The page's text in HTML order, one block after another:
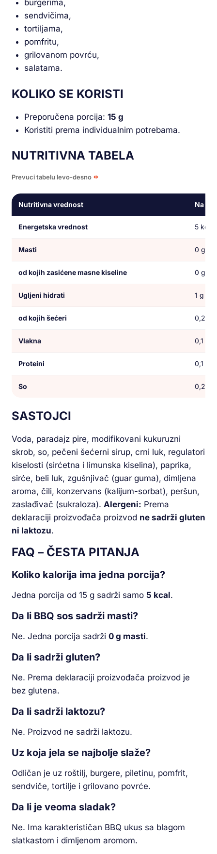
burgerima,
sendvičima,
tortiljama,
pomfritu,
grilovanom povrću,
salatama.
KOLIKO SE KORISTI
Preporučena porcija: 15 g
Koristiti prema individualnim potrebama.
NUTRITIVNA TABELA
Prevuci tabelu levo-desno
Nutritivna vrednost Na 15
Energetska vrednost 5 kcal
Masti 0 g
od kojih zasićene masne kiseline 0 g
Ugljeni hidrati 1 g
od kojih šećeri 0,2 g
Vlakna 0,1 g
Proteini 0,1 g
So 0,2 g
SASTOJCI
Voda, paradajz pire, modifikovani kukuruzni
skrob, so, pečeni šećerni sirup, crni luk, regulatori
kiselosti (sirćetna i limunska kiselina), paprika,
sirće, beli luk, zgušnjivač (guar guma), dimljena
aroma, čili, konzervans (kalijum-sorbat), peršun,
zaslađivač (sukraloza). Alergeni: Prema
deklaraciji proizvođača proizvod ne sadrži gluten
ni laktozu.
FAQ – ČESTA PITANJA
Koliko kalorija ima jedna porcija?
Jedna porcija od 15 g sadrži samo 5 kcal.
Da li BBQ sos sadrži masti?
Ne. Jedna porcija sadrži 0 g masti.
Da li sadrži gluten?
Ne. Prema deklaraciji proizvođača proizvod je
bez glutena.
Da li sadrži laktozu?
Ne. Proizvod ne sadrži laktozu.
Uz koja jela se najbolje slaže?
Odličan je uz roštilj, burgere, piletinu, pomfrit,
sendviče, tortilje i grilovano povrće.
Da li je veoma sladak?
Ne. Ima karakterističan BBQ ukus sa blagom
slatkastom i dimljenom aromom.